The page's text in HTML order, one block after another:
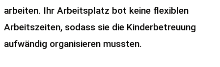
arbeiten. Ihr Arbeitsplatz bot keine flexiblen
Arbeitszeiten, sodass sie die Kinderbetreuung
aufwändig organisieren mussten.